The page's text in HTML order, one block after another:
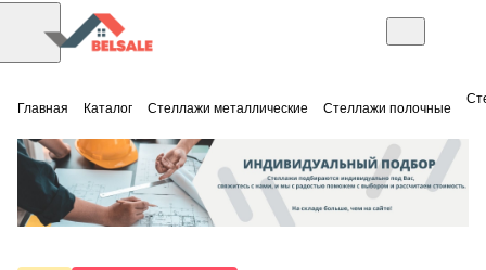
Главная Каталог Стеллажи металлические Стеллажи полочные